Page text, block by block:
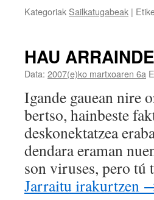
Kategoriak Sailkatugabeak |
HAU
Data: 2007(e)ko martxoaren 6a
Igande gauean nire
bertso, hainbeste
deskonektatzea
dendara eraman
son viruses, pero tú
Jarraitu irakurtzen